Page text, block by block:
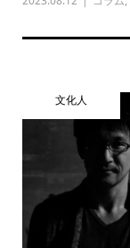
文化人